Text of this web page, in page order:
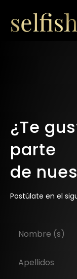
¿Te
parte
de
Postúlate en el